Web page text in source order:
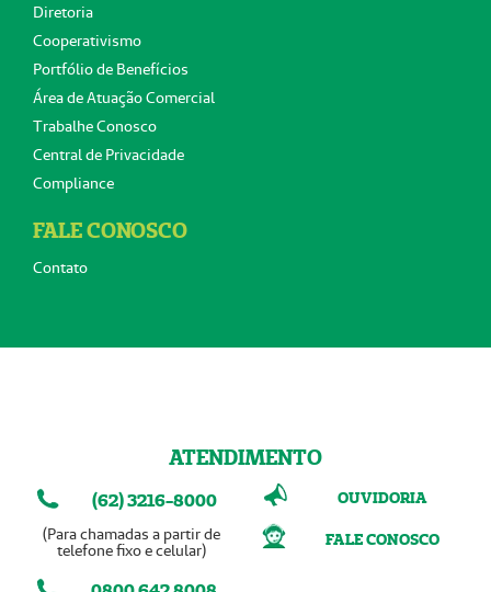
Diretoria
Cooperativismo
Portfólio de Benefícios
Área de Atuação Comercial
Trabalhe Conosco
Central de Privacidade
Compliance
FALE CONOSCO
Contato
ATENDIMENTO
(62) 3216-8000
(Para chamadas a partir de
telefone fixo e celular)
OUVIDORIA
FALE CONOSCO